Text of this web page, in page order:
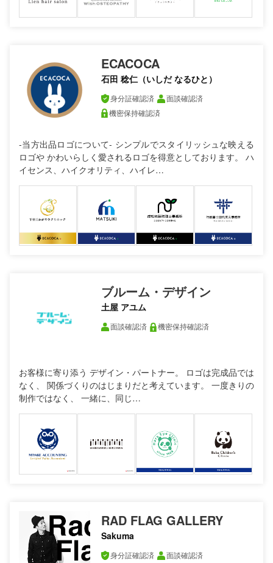
ECACOCA
石田 稔仁（いしだ なるひと）
身分証確認済
面談確認済
機密保持確認済
-当方出品ロゴについて- シンプルでスタイリッシュな映える
ロゴや かわいらしく愛されるロゴを得意としております。 ハ
イセンス、ハイクオリティ、ハイレ…
ブルーム・デザイン
土屋 アユム
面談確認済 機密保持確認済
お客様に寄り添う デザイン・パートナー。 ロゴは完成品では
なく、 関係づくりのはじまりだと考えています。 一度きりの
制作ではなく、 一緒に、同じ…
RAD FLAG GALLERY
Sakuma
身分証確認済 面談確認済